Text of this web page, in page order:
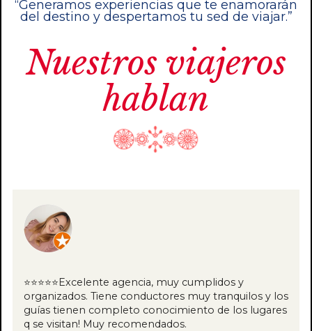
“Generamos experiencias que te enamorarán
del destino y despertamos tu sed de viajar.”
Nuestros viajeros
hablan
⭐⭐⭐⭐⭐Excelente agencia, muy cumplidos y
organizados. Tiene conductores muy tranquilos y los
guías tienen completo conocimiento de los lugares
q se visitan! Muy recomendados.